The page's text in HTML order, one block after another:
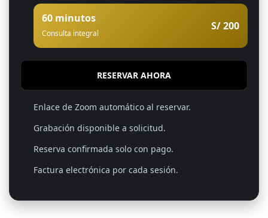
60 minutos
Consulta integral
S/ 200
RESERVAR AHORA
Enlace de Zoom automático al reservar.
Grabación disponible a solicitud.
Reserva confirmada solo con pago.
Factura electrónica por cada sesión.